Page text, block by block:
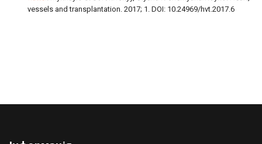
vessels and transplantation. 2017; 1. DOI: 10.24969/hvt.2017.6